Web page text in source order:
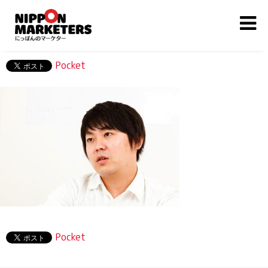
Pocket
Pocket